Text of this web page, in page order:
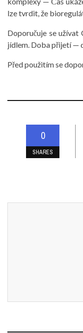
lze tvrdit, že
Doporučuje se užívat
jídlem. Doba přijetí —
Před použitím se
0
SHARES